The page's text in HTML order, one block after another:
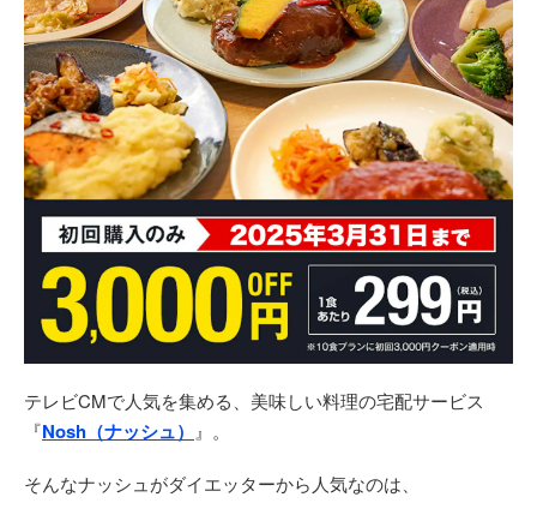
テレビCMで人気を集める、美味しい料理の宅配サービス
『Nosh（ナッシュ） 』。
そんなナッシュがダイエッターから人気なのは、